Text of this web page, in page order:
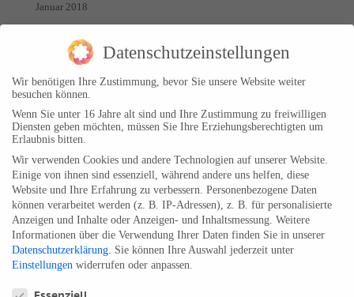
Januar 2018
November 2017
September 2017
August 2017
Juli 2017
Juni 2017
Mai 2017
April 2017
März 2017
Februar 2017
Datenschutzeinstellungen
Wir benötigen Ihre Zustimmung, bevor Sie unsere Website weiter
besuchen können.
Wenn Sie unter 16 Jahre alt sind und Ihre Zustimmung zu freiwilligen
Diensten geben möchten, müssen Sie Ihre Erziehungsberechtigten um
Erlaubnis bitten.
Wir verwenden Cookies und andere Technologien auf unserer Website.
Einige von ihnen sind essenziell, während andere uns helfen, diese
Website und Ihre Erfahrung zu verbessern. Personenbezogene Daten
können verarbeitet werden (z. B. IP-Adressen), z. B. für personalisierte
Anzeigen und Inhalte oder Anzeigen- und Inhaltsmessung. Weitere
Informationen über die Verwendung Ihrer Daten finden Sie in unserer
Datenschutzerklärung. Sie können Ihre Auswahl jederzeit unter
Einstellungen widerrufen oder anpassen.